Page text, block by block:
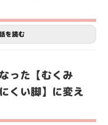
を読む
った【むくみ
くい脚】に変え